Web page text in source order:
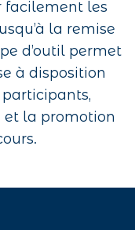
facilement les
la remise
d’outil permet
à disposition
et la promotion